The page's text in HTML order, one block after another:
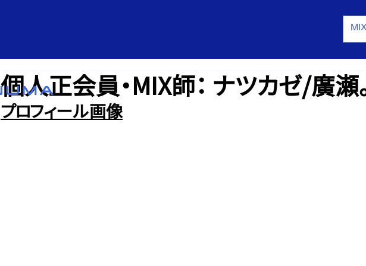
個人正会員・MIX師： ナツカゼ/廣瀬
プロフィール画像